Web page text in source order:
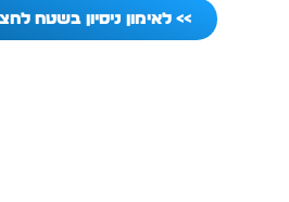
>> לאימון ניסיון בשטח